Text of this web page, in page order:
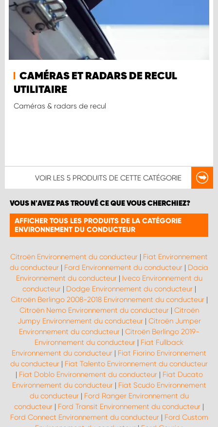
CAMÉRAS ET RADARS DE RECUL
UTILITAIRE
Caméras & radars de recul
VOIR LES 5 PRODUITS DE CETTE CATÉGORIE
VOUS N'AVEZ PAS TROUVÉ CE QUE VOUS CHERCHIEZ?
AFFICHER TOUS LES PRODUITS DE LA CATÉGORIE
ENVIRONNEMENT DU CONDUCTEUR
Citroën Environnement du conducteur | Fiat Environnement
du conducteur | Ford Environnement du conducteur | Dacia
Environnement du conducteur| Iveco Environnement du
conducteur| Dodge Environnement du conducteur|
Citroën Berlingo 2008-2018 Environnement du conducteur|
Citroën Nemo Environnement du conducteur| Citroën
Jumpy Environnement du conducteur| Citroën Jumper
Environnement du conducteur| Citroën Berlingo 2019-
Environnement du conducteur | Fiat Fullback
Environnement du conducteur | Fiat Fiorino Environnement
du conducteur | Fiat Talento Environnement du conducteur
| Fiat Doblo Environnement du conducteur| Fiat Ducato
Environnement du conducteur| Fiat Scudo Environnement
du conducteur| Ford Ranger Environnement du
conducteur | Ford Transit Environnement du conducteur |
Ford Connect Environnement du conducteur| Ford Custom